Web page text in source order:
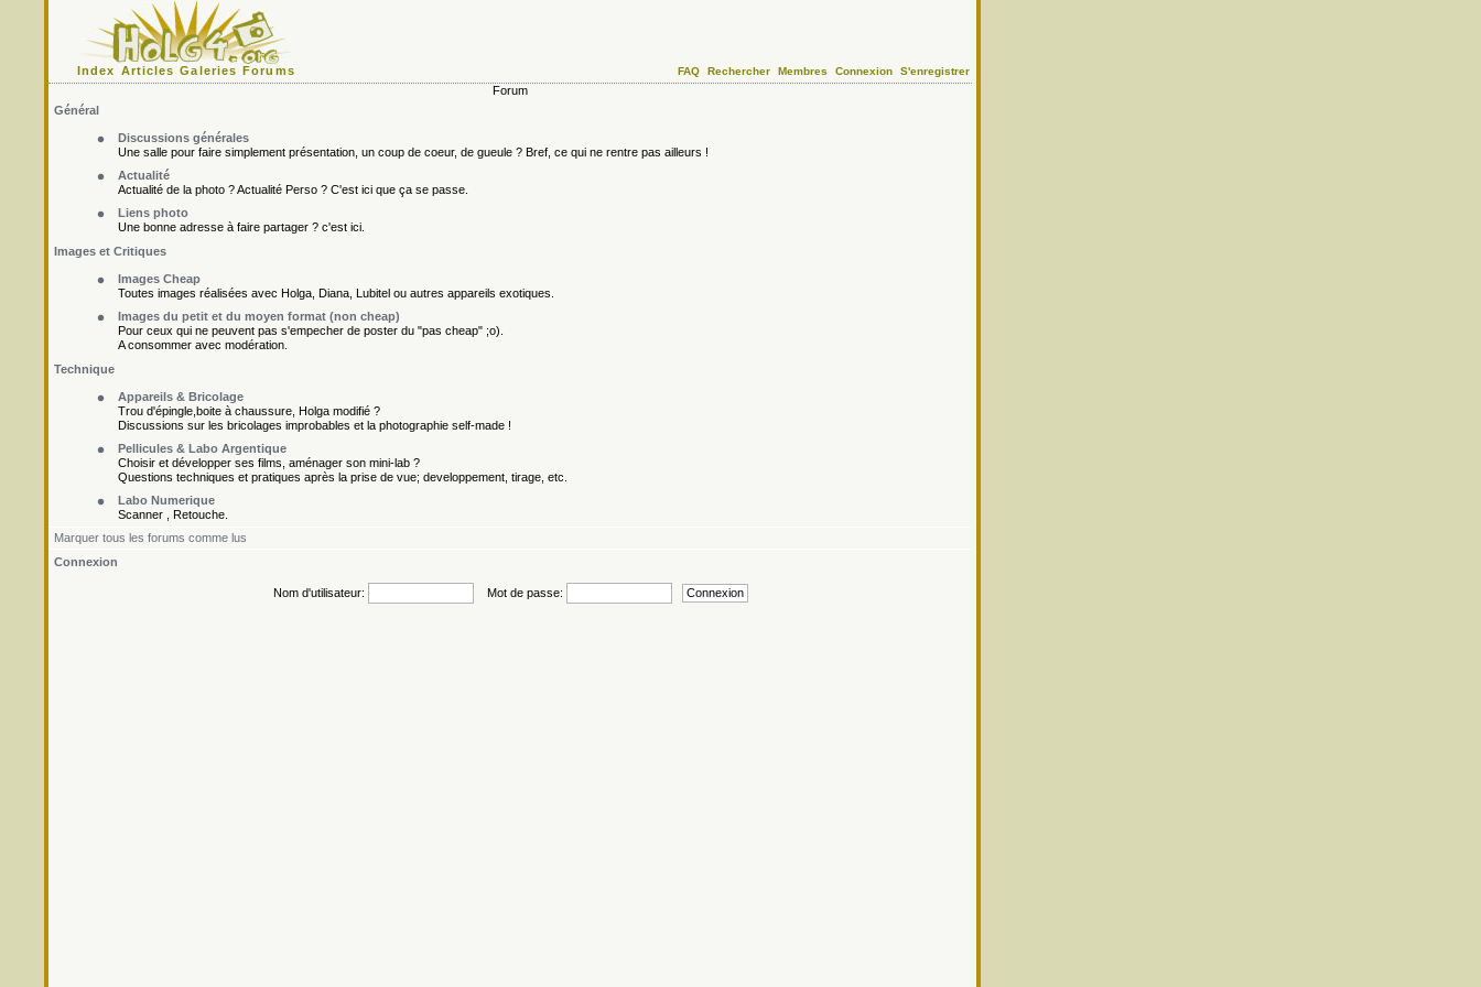
Index Articles Galeries Forums FAQ Rechercher Membres Connexion S'enregistrer
Forum
Général
Discussions générales
Une salle pour faire simplement présentation, un coup de coeur, de gueule ? Bref, ce qui ne rentre pas ailleurs !
Actualité
Actualité de la photo ? Actualité Perso ? C'est ici que ça se passe.
Liens photo
Une bonne adresse à faire partager ? c'est ici.
Images et Critiques
Images Cheap
Toutes images réalisées avec Holga, Diana, Lubitel ou autres appareils exotiques.
Images du petit et du moyen format (non cheap)
Pour ceux qui ne peuvent pas s'empecher de poster du "pas cheap" ;o).
A consommer avec modération.
Technique
Appareils & Bricolage
Trou d'épingle,boite à chaussure, Holga modifié ?
Discussions sur les bricolages improbables et la photographie self-made !
Pellicules & Labo Argentique
Choisir et développer ses films, aménager son mini-lab ?
Questions techniques et pratiques après la prise de vue; developpement, tirage, etc.
Labo Numerique
Scanner , Retouche.
Marquer tous les forums comme lus
Connexion
Nom d'utilisateur: Mot de passe: